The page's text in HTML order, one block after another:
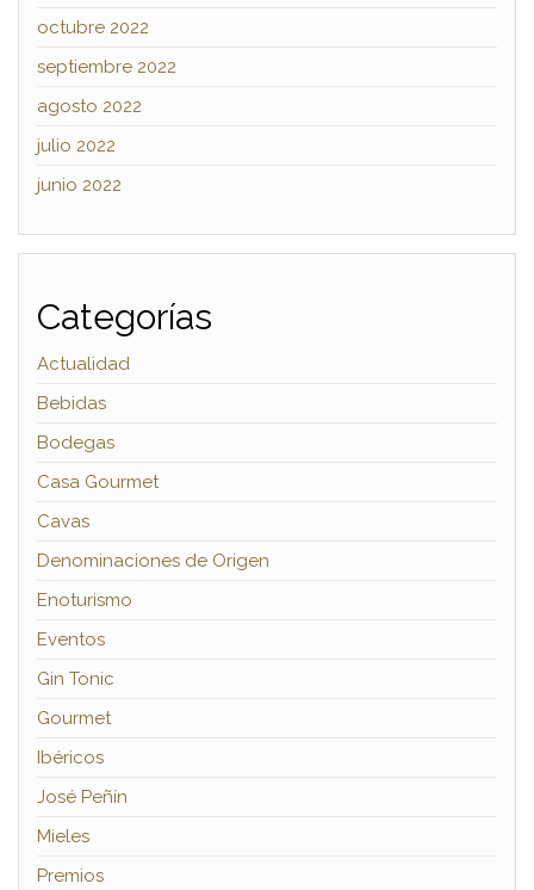
octubre 2022
septiembre 2022
agosto 2022
julio 2022
junio 2022
Categorías
Actualidad
Bebidas
Bodegas
Casa Gourmet
Cavas
Denominaciones de Origen
Enoturismo
Eventos
Gin Tonic
Gourmet
Ibéricos
José Peñín
Mieles
Premios